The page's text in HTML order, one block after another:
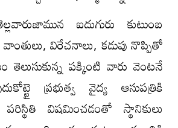
ఐదుగురు కుటుంబ
విరేచనాలు, కడుపు నొప్పితో
పక్కింటి వారు వెంటనే
ప్రభుత్వ వైద్య ఆసుపత్రికి
విషమించడంతో స్థానికులు